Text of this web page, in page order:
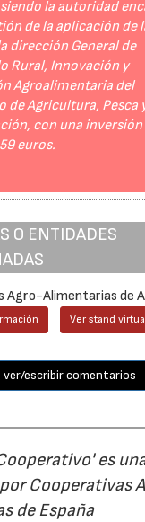
siendo la autoridad
de la aplicación de
dirección General de
Rural, Innovación y
Agroalimentaria del
de Agricultura, Pesca
con una inversión
euros.
O ENTIDADES
Agro-Alimentarias de
Ver stand
ver/escribir comentarios
es
Cooperativas
de España